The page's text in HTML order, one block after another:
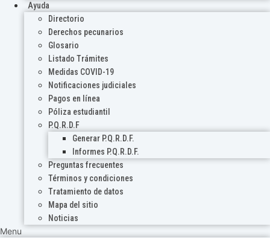
Ayuda
Directorio
Derechos pecunarios
Glosario
Listado Trámites
Medidas COVID-19
Notificaciones judiciales
Pagos en línea
Póliza estudiantil
P.Q.R.D.F
Generar P.Q.R.D.F.
Informes P.Q.R.D.F.
Preguntas frecuentes
Términos y condiciones
Tratamiento de datos
Mapa del sitio
Noticias
Menu